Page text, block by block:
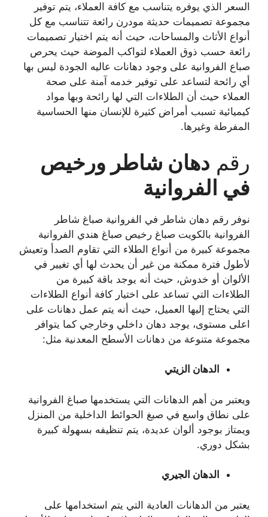
السعر الذي يوفره يتناسب مع كافة العملاء، يتم توفير
مجموعة تصميمات حديثة مودرن رائعة تتناسب مع كل
أنواع الأثاث والمساحات، حيث أنه يتم اختيار تصميمات
رائعة حسب ذوق العملاء لتواكب الموضة حيث يحرص
صباع الفروانية على وجود دهانات عاليه الجودة ليس بها
أي رائحة لتساعد على توفير خدمه آمنة على صحة
العملاء حيث أن الطلاءات التي لها رائحة وبها مواد
كيميائية تسبب أمراض كثيرة للإنسان منها الحساسية
المفرطة وغيرها.
رقم دهان شاطر ورخيص
في الفروانية
نوفر رقم دهان شاطر في الفروانية صباغ شاطر
الفروانية بالكويت صباغ رخيص صباغ هندي الفروانية
مجموعة كبيرة من أنواع الطلاء التي تقاوم الصدأ وتعيش
لأطول فترة ممكنة من غير أن يحدث لها أي تغيير في
الألوان أو خدوش، حيث أنه يوجد باقة كبيرة من
الطلاءات التي تساعد على اختيار كافة أنواع الطلاءات
التي يحتاج إليها العميل، حيث أنه يتم عمل دهانات على
اعلى مستوى، يوجد دهان داخلي وخارجي كما يتوافر
مجموعة متنوعة من دهانات الأسطح المعدنية مثل:
الدهان الزيتي
ويعتبر من أهم الدهانات التي يستخدمها صباغ الفروانية
على نطاق واسع في صبغ الحوائط الداخلية من المنزل
ويمتاز بوجود ألوان عديدة، يتم تنظيفه بسهولة كبيرة
بشكل دوري.
الدهان الجيري
يعتبر من الدهانات العادية التي يتم استخدامها على